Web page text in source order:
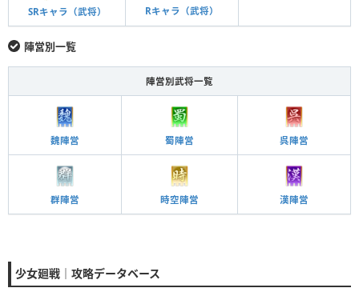
SRキャラ（武将） Rキャラ（武将）
陣営別一覧
陣営別武将一覧
魏陣営 蜀陣営 呉陣営
群陣営 時空陣営 漢陣営
少女廻戦｜攻略データベース